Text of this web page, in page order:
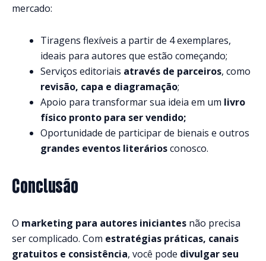
mercado:
Tiragens flexíveis a partir de 4 exemplares,
ideais para autores que estão começando;
Serviços editoriais através de parceiros, como
revisão, capa e diagramação;
Apoio para transformar sua ideia em um livro
físico pronto para ser vendido;
Oportunidade de participar de bienais e outros
grandes eventos literáriosconosco.
Conclusão
O marketing para autores iniciantes não precisa
ser complicado. Com estratégias práticas, canais
gratuitos e consistência, você pode divulgar seu